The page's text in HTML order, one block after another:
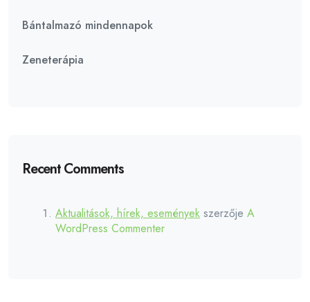
Bántalmazó mindennapok
Zeneterápia
Recent Comments
Aktualitások, hírek, események szerzője A
WordPress Commenter